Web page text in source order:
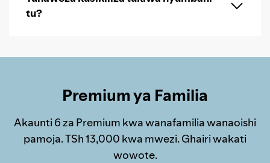
tu?
Premium ya Familia
Akaunti 6 za Premium kwa wanafamilia wanaoishi
pamoja. TSh 13,000 kwa mwezi. Ghairi wakati
wowote.